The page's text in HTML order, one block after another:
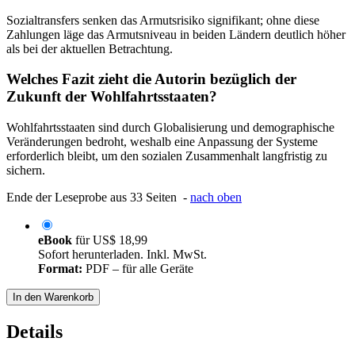
Sozialtransfers senken das Armutsrisiko signifikant; ohne diese
Zahlungen läge das Armutsniveau in beiden Ländern deutlich höher
als bei der aktuellen Betrachtung.
Welches Fazit zieht die Autorin bezüglich der
Zukunft der Wohlfahrtsstaaten?
Wohlfahrtsstaaten sind durch Globalisierung und demographische
Veränderungen bedroht, weshalb eine Anpassung der Systeme
erforderlich bleibt, um den sozialen Zusammenhalt langfristig zu
sichern.
Ende der Leseprobe aus 33 Seiten - nach oben
eBook fürUS$ 18,99
Sofort herunterladen. Inkl. MwSt.
Format: PDF – für alle Geräte
In den Warenkorb
Details